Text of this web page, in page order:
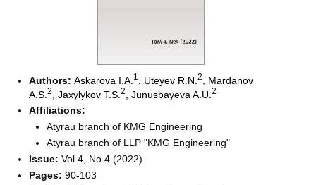
Authors:Askarova I.A. 1 Uteyev R.N.2
Mardanov
A.S.2 ,Jaxylykov T.S.2 ,Junusbayeva A.U.2
Affiliations:
Atyrau branch of KMG Engineering
Atyrau branch of LLP "KMG Engineering"
Issue:Vol 4, No 4 (2022)
Pages:90-103